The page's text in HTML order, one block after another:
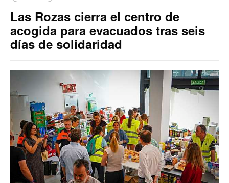
Las Rozas cierra el centro de
acogida para evacuados tras seis
días de solidaridad